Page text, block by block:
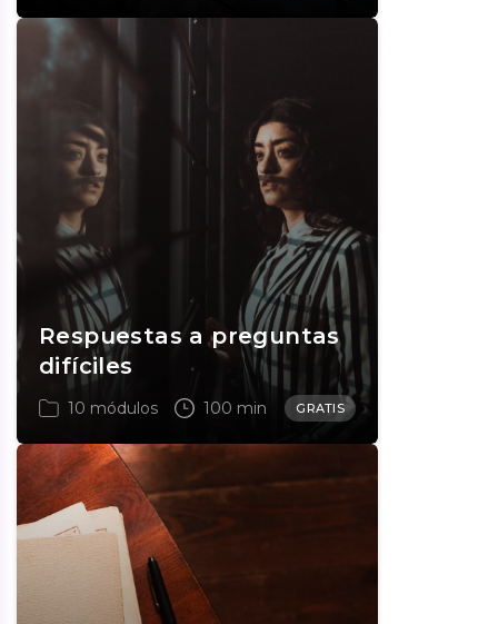
Respuestas a preguntas
difíciles
10 módulos 100 min GRATIS